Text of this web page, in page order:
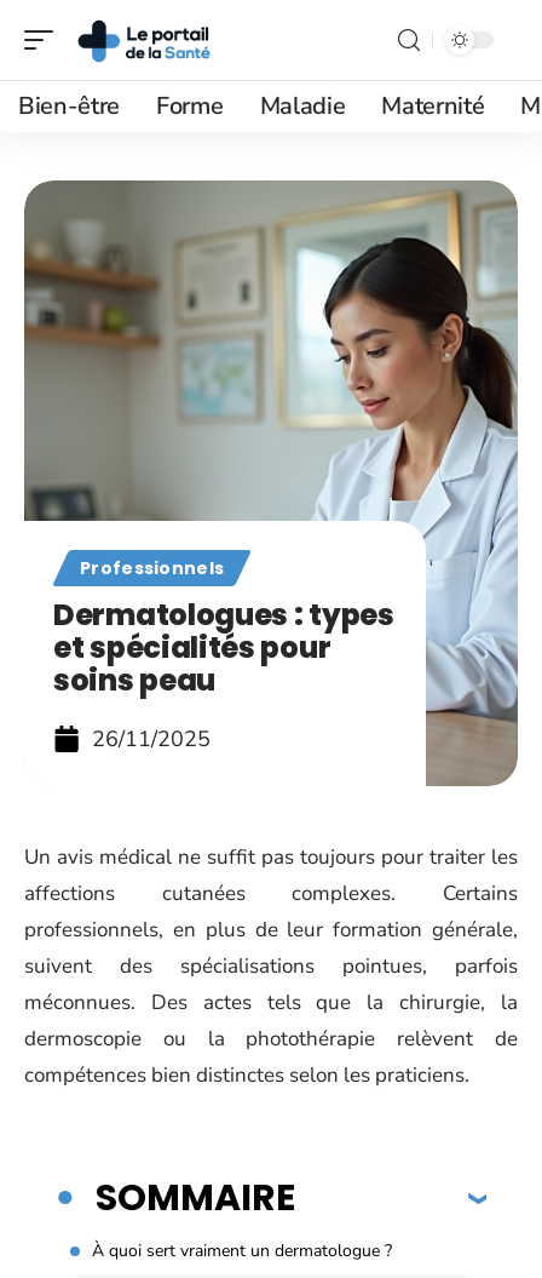
Bien-être Forme Maladie Maternité
Professionnels
Dermatologues : types
et spécialités pour
soins peau
26/11/2025
Un avis médical ne suffit pas toujours pour traiter les
affections cutanées complexes. Certains
professionnels, en plus de leur formation générale,
suivent des spécialisations pointues, parfois
méconnues. Des actes tels que la chirurgie, la
dermoscopie ou la photothérapie relèvent de
compétences bien distinctes selon les praticiens.
SOMMAIRE
À quoi sert vraiment un dermatologue ?